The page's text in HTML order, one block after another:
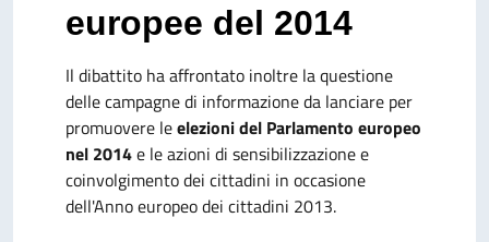
europee del 2014
Il dibattito ha affrontato inoltre la questione
delle campagne di informazione da lanciare per
promuovere leelezioni del Parlamento europeo
nel 2014e le azioni di sensibilizzazione e
coinvolgimento dei cittadini in occasione
dell'Anno europeo dei cittadini 2013.